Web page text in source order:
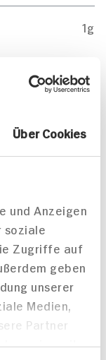
Über Cookies
und Anzeigen
soziale
Zugriffe auf
geben
unserer
Medien,
Partner
mit
1g
Mehr